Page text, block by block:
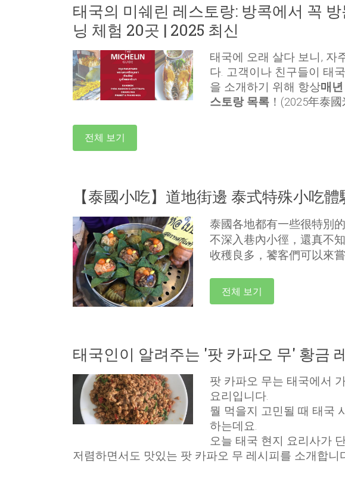
태국의 미쉐린 레스토랑: 방콕에서 꼭
닝 체험 20곳 | 2025 최신
태국에 오래 살다 보니, 자
다. 고객이나 친구들이 태
을 소개하기 위해 항상매
스토랑 목록 ！(2025年泰
전체 보기
【泰國小吃】道地街邊 泰式特殊小吃體
泰國各地都有一些很特別
不深入巷內小徑，還真不
收穫良多，饕客們可以來
전체 보기
태국인이 알려주는 '팟 카파오 무' 황금
팟 카파오 무는 태국에서
요리입니다.
뭘 먹을지 고민될 때 태국
하는데요.
오늘 태국 현지 요리사가
저렴하면서도 맛있는 팟 카파오 무 레시피를 소개합니